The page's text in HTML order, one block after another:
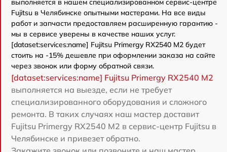
выполняется в нашем специализированном сервис-центре
Fujitsu в Челябинске опытными мастерами. На все виды
работ и запчасти предоставляем расширенную гарантию -
мы в сервисе уверены в качестве наших услуг.
[dataset:services:name] Fujitsu Primergy RX2540 M2 будет
стоить на -15% дешевле при оформлении заказа на сайте
через звонок или форму обратной связи.
[dataset:services:name] Fujitsu Primergy RX2540 M2
выполняется на выезде, если не требует
специализированного оборудования и сложного
ремонта. В таких случаях наш мастер доставит
Fujitsu Primergy RX2540 M2 в сервис-центр Fujitsu в
Челябинске и привезет обратно.